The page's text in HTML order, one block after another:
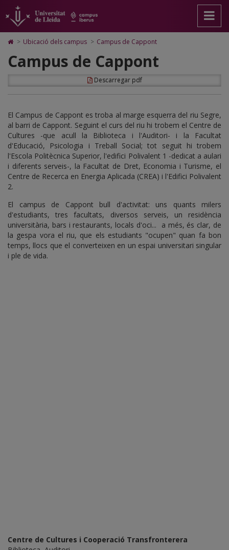
Campus
de
Cappont
pàgina
principal.
Universitat
contingut
principal
pàgina
Mapa
Web.
Universitat
Lleida
Cerca
Accessibilitat.
Universitat
Lleida
Icono
Home
para
a
la
de
inicio
> Ubicació dels campus > Campus de Cappont
Campus de Cappont
Descarregar pdf
El Campus de Cappont es troba al marge esquerra del riu Segre,
al barri de Cappont. Seguint el curs del riu hi trobem el Centre de
Cultures -que acull la Biblioteca i l'Auditori- i la Facultat
d'Educació, Psicologia i Treball Social; tot seguit hi trobem
l'Escola Politècnica Superior, l'edifici Polivalent 1 -dedicat a aulari
i diferents serveis-, la Facultat de Dret, Economia i Turisme, el
Centre de Recerca en Energia Aplicada (CREA) i l'Edifici Polivalent
2.
El campus de Cappont bull d'activitat: uns quants milers
d'estudiants, tres facultats, diversos serveis, un residència
universitària, bars i restaurants, locals d'oci... a més, és clar, de
la gespa vora el riu, que els estudiants "ocupen" quan fa bon
temps, llocs que el converteixen en un espai universitari singular
i ple de vida.
Centre de Cultures i Cooperació Transfronterera